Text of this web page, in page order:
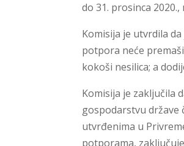
do 31. prosinca 2020.,
Komisija je utvrdila
potpora neće
kokoši nesilica; a
Komisija je zaključila
gospodarstvu države
utvrđenima u
potporama,